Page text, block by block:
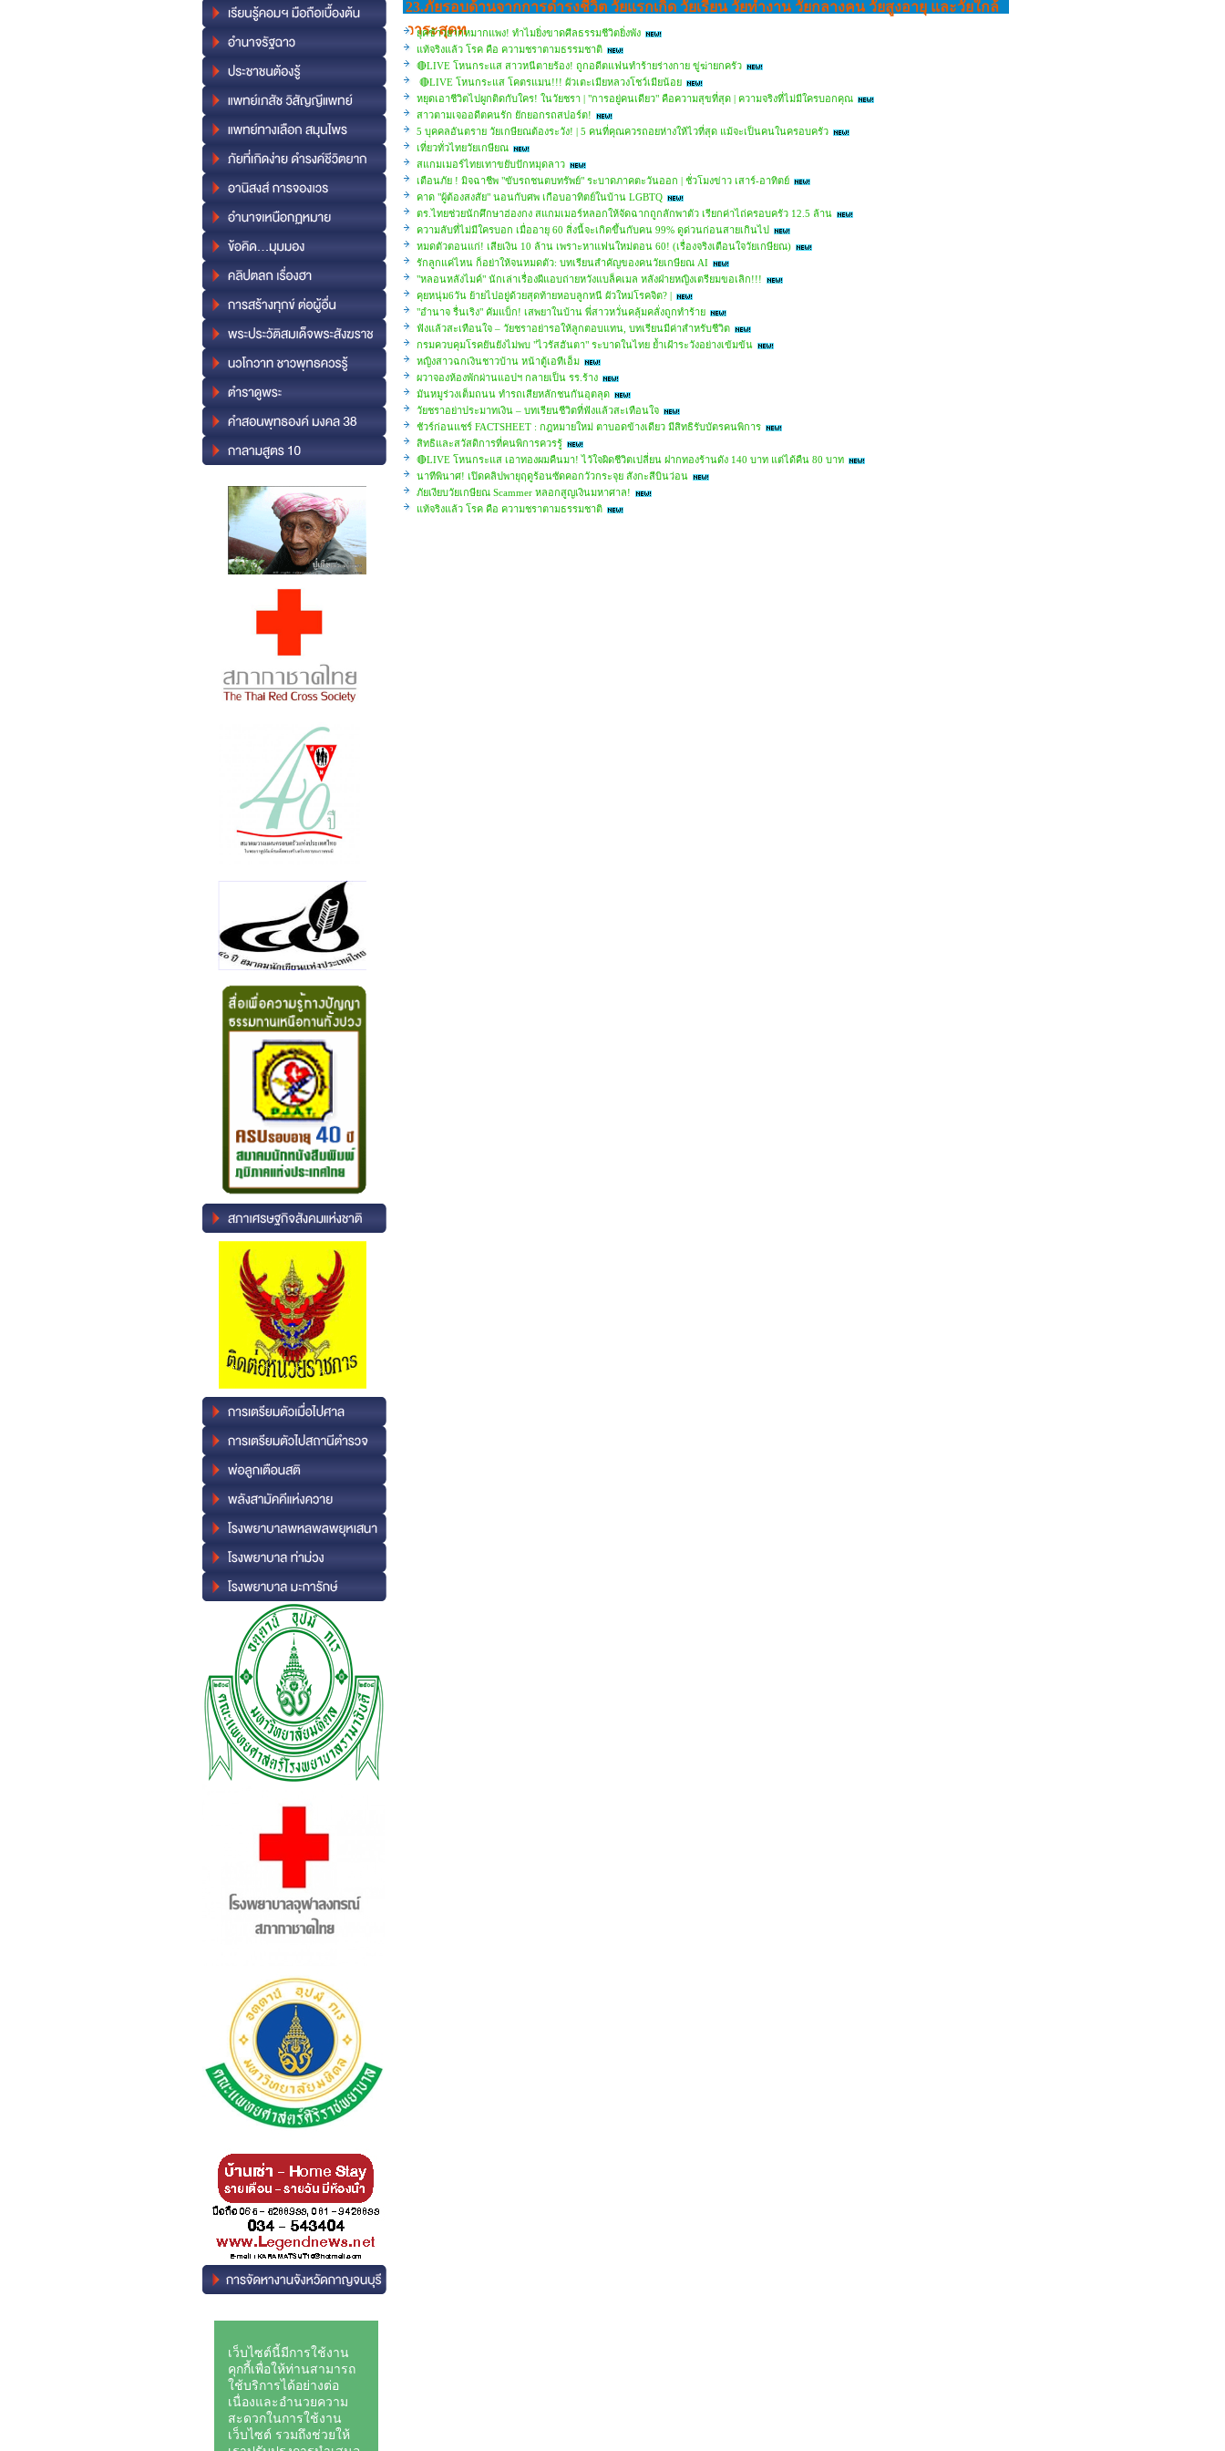
23.ภัยรอบด้านจากการดํารงชีวิต วัยแรกเกิด วัยเรียน วัยทํางาน วัยกลางคน วัยสูงอายุ และวัยใกล้
วาระสุดท
ยุคข้าวยากหมากแพง! ทำไมยิ่งขาดศีลธรรมชีวิตยิ่งพัง
แท้จริงแล้ว โรค คือ ความชราตามธรรมชาติ
🔴LIVE โหนกระแส สาวหนีตายร้อง! ถูกอดีตแฟนทำร้ายร่างกาย ขู่ฆ่ายกครัว
🔴LIVE โหนกระแส โคตรแมน!!! ผัวเตะเมียหลวงโชว์เมียน้อย
หยุดเอาชีวิตไปผูกติดกับใคร! ในวัยชรา | "การอยู่คนเดียว" คือความสุขที่สุด | ความจริงที่ไม่มีใครบอกคุณ
สาวตามเจออดีตคนรัก ยักยอกรถสปอร์ต!
5 บุคคลอันตราย วัยเกษียณต้องระวัง! | 5 คนที่คุณควรถอยห่างให้ไวที่สุด แม้จะเป็นคนในครอบครัว
เที่ยวทั่วไทยวัยเกษียณ
สแกมเมอร์ไทยเทาขยับปักหมุดลาว
เตือนภัย ! มิจฉาชีพ "ขับรถชนตบทรัพย์" ระบาดภาคตะวันออก | ชั่วโมงข่าว เสาร์-อาทิตย์
คาด "ผู้ต้องสงสัย" นอนกับศพ เกือบอาทิตย์ในบ้าน LGBTQ
ตร.ไทยช่วยนักศึกษาฮ่องกง สแกมเมอร์หลอกให้จัดฉากถูกลักพาตัว เรียกค่าไถ่ครอบครัว 12.5 ล้าน
ความลับที่ไม่มีใครบอก เมื่ออายุ 60 สิ่งนี้จะเกิดขึ้นกับคน 99% ดูด่วนก่อนสายเกินไป
หมดตัวตอนแก่! เสียเงิน 10 ล้าน เพราะหาแฟนใหม่ตอน 60! (เรื่องจริงเตือนใจวัยเกษียณ)
รักลูกแค่ไหน ก็อย่าให้จนหมดตัว: บทเรียนสำคัญของคนวัยเกษียณ AI
"หลอนหลังไมค์" นักเล่าเรื่องผีแอบถ่ายหวังแบล็คเมล หลังฝ่ายหญิงเตรียมขอเลิก!!!
คุยหนุ่ม6วัน ย้ายไปอยู่ด้วยสุดท้ายหอบลูกหนี ผัวใหม่โรคจิต? |
"อํานาจ รื่นเริง" คัมแบ็ก! เสพยาในบ้าน พี่สาวหวั่นคลุ้มคลั่งถูกทำร้าย
ฟังแล้วสะเทือนใจ – วัยชราอย่ารอให้ลูกตอบแทน, บทเรียนมีค่าสำหรับชีวิต
กรมควบคุมโรคยันยังไม่พบ "ไวรัสฮันตา" ระบาดในไทย ย้ำเฝ้าระวังอย่างเข้มข้น
หญิงสาวฉกเงินชาวบ้าน หน้าตู้เอทีเอ็ม
ผวาจองห้องพักผ่านแอปฯ กลายเป็น รร.ร้าง
มันหมูร่วงเต็มถนน ทำรถเสียหลักชนกันอุตลุด
วัยชราอย่าประมาทเงิน – บทเรียนชีวิตที่ฟังแล้วสะเทือนใจ
ชัวร์ก่อนแชร์ FACTSHEET : กฎหมายใหม่ ตาบอดข้างเดียว มีสิทธิรับบัตรคนพิการ
สิทธิและสวัสดิการที่คนพิการควรรู้
🔴LIVE โหนกระแส เอาทองผมคืนมา! ไว้ใจผิดชีวิตเปลี่ยน ฝากทองร้านดัง 140 บาท แต่ได้คืน 80 บาท
นาทีพินาศ! เปิดคลิปพายุฤดูร้อนซัดคอกวัวกระจุย สังกะสีบินว่อน
ภัยเงียบวัยเกษียณ Scammer หลอกสูญเงินมหาศาล!
แท้จริงแล้ว โรค คือ ความชราตามธรรมชาติ